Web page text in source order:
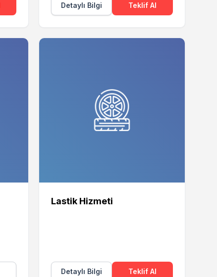
Detaylı Bilgi Teklif Al
Lastik Hizmeti
Detaylı Bilgi Teklif Al